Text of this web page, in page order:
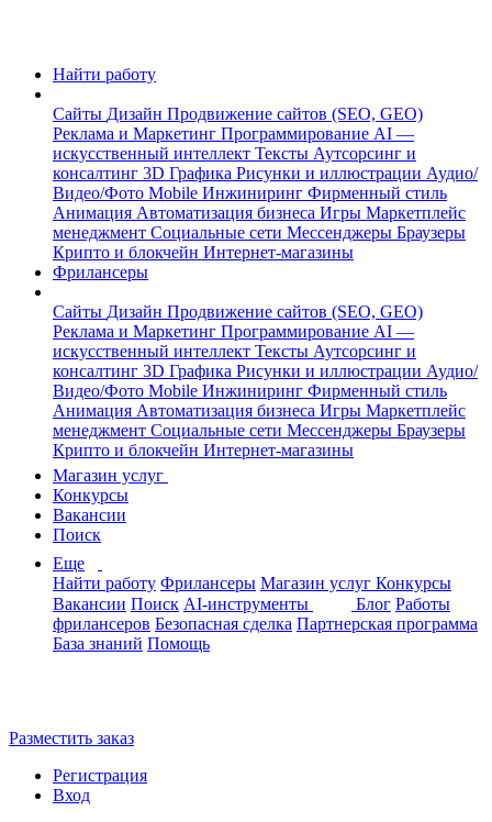
Найти работу
Сайты Дизайн Продвижение сайтов (SEO, GEO)
Реклама и Маркетинг Программирование AI —
искусственный интеллект Тексты Аутсорсинг и
консалтинг 3D Графика Рисунки и иллюстрации Аудио/
Видео/Фото Mobile Инжиниринг Фирменный стиль
Анимация Автоматизация бизнеса Игры Маркетплейс
менеджмент Социальные сети Мессенджеры Браузеры
Крипто и блокчейн Интернет-магазины
Фрилансеры
Сайты Дизайн Продвижение сайтов (SEO, GEO)
Реклама и Маркетинг Программирование AI —
искусственный интеллект Тексты Аутсорсинг и
консалтинг 3D Графика Рисунки и иллюстрации Аудио/
Видео/Фото Mobile Инжиниринг Фирменный стиль
Анимация Автоматизация бизнеса Игры Маркетплейс
менеджмент Социальные сети Мессенджеры Браузеры
Крипто и блокчейн Интернет-магазины
Магазин услуг
Конкурсы
Вакансии
Поиск
Еще
Найти работу Фрилансеры Магазин услуг Конкурсы
Вакансии Поиск AI-инструменты Блог Работы
фрилансеров Безопасная сделка Партнерская программа
База знаний Помощь
Разместить заказ
Регистрация
Вход